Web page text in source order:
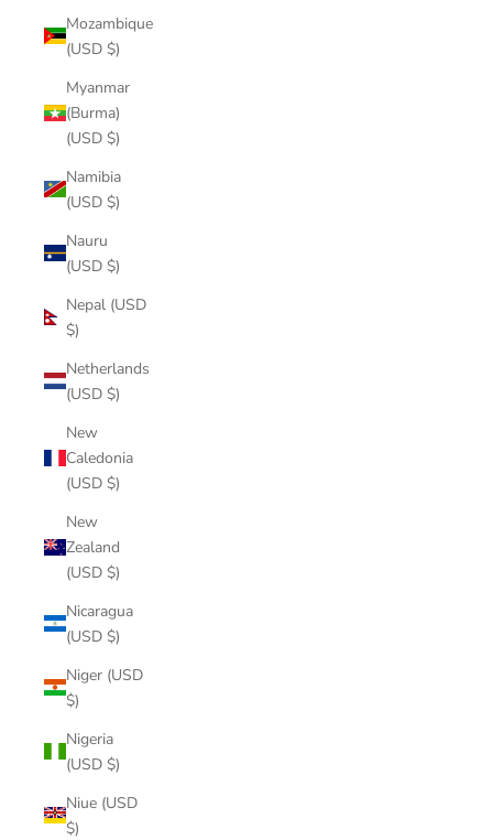
Mozambique
(USD $)
Myanmar
(Burma)
(USD $)
Namibia
(USD $)
Nauru
(USD $)
Nepal (USD
$)
Netherlands
(USD $)
New
Caledonia
(USD $)
New
Zealand
(USD $)
Nicaragua
(USD $)
Niger (USD
$)
Nigeria
(USD $)
Niue (USD
$)